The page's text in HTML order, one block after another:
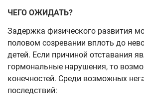
ЧЕГО ОЖИДАТЬ?
Задержка физического развития
половом созревании вплоть до
детей. Если причиной отставания
гормональные нарушения, то
конечностей. Среди возможных
последствий: